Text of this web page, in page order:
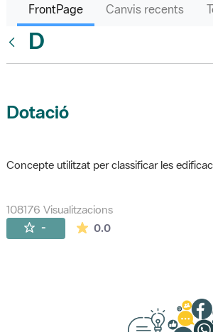
FrontPage Canvis recents
D
Dotació
Concepte utilitzat per classificar les
108176 Visualitzacions
- 0.0La mitjana de les